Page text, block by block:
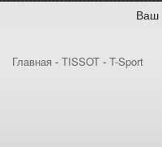
Ваш
Главная - TISSOT - T-Sport